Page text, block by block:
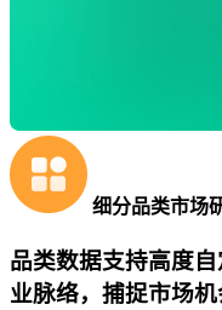
细分品类市场
品类数据支持高度
业脉络，捕捉市场机